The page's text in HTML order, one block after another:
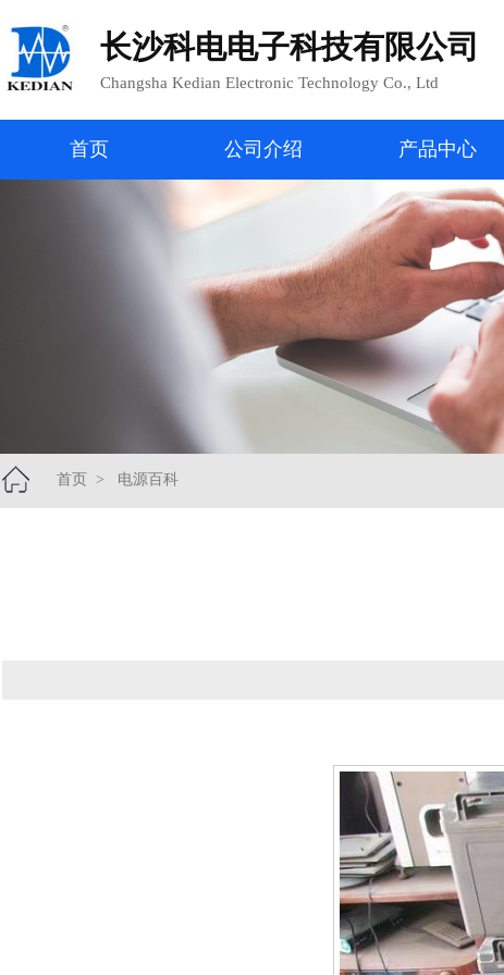
长沙科电电子科技有限公司
Changsha Kedian Electronic Technology Co., Ltd
首页 公司介绍 产品中心
首页 > 电源百科